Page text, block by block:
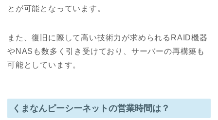
とが可能となっています。
また、復旧に際して高い技術力が求められるRAID機器
やNASも数多く引き受けており、サーバーの再構築も
可能としています。
くまなんピーシーネットの営業時間は？